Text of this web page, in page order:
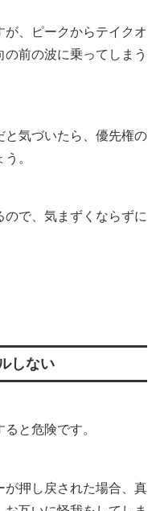
が、ピークからテイクオ
前の波に乗ってしまう
と気づいたら、優先権の
。
で、気まずくならずに
しない
と危険です。
が押し戻された場合、真